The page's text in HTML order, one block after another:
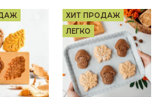
ХИТ ПРОДАЖ
ЛЕГКО